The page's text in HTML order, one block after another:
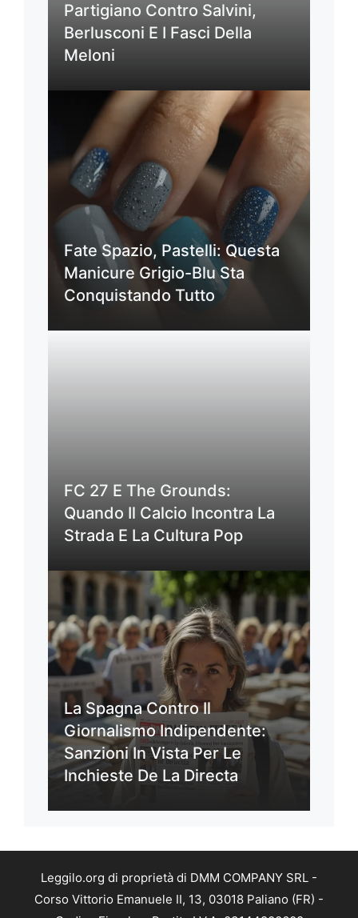
Partigiano Contro Salvini,
Berlusconi E I Fasci Della
Meloni
Fate Spazio, Pastelli: Questa
Manicure Grigio-Blu Sta
Conquistando Tutto
FC 27 E The Grounds:
Quando Il Calcio Incontra La
Strada E La Cultura Pop
La Spagna Contro Il
Giornalismo Indipendente:
Sanzioni In Vista Per Le
Inchieste De La Directa
Leggilo.org di proprietà di DMM COMPANY SRL -
Corso Vittorio Emanuele II, 13, 03018 Paliano (FR) -